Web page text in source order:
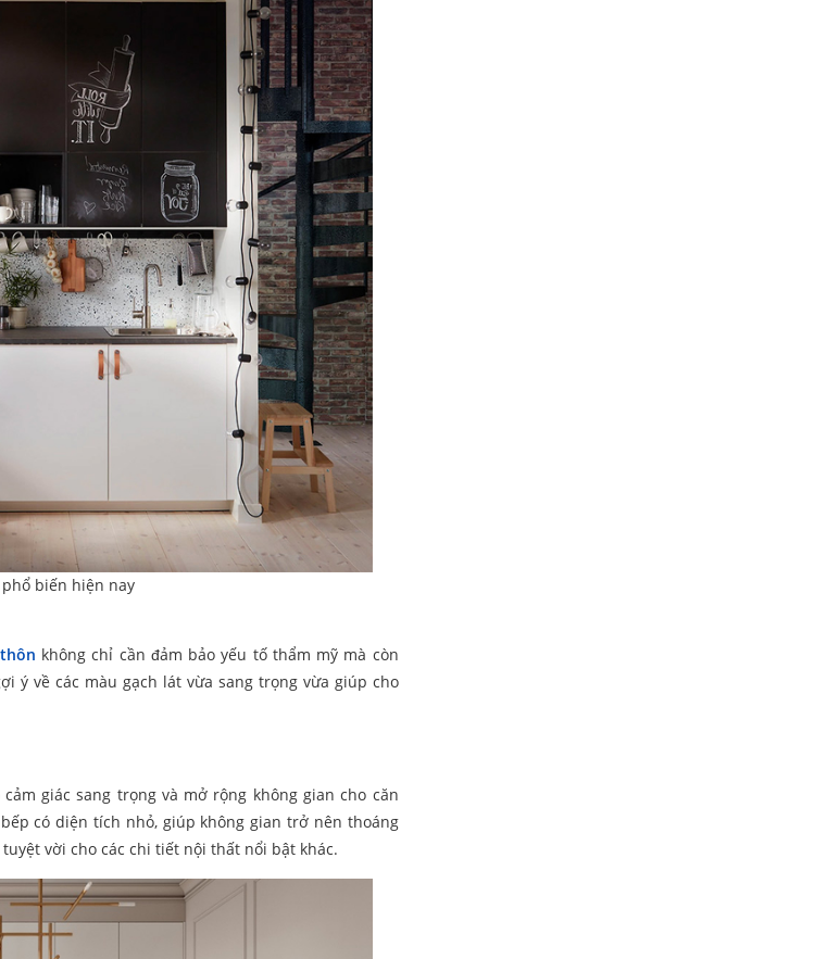
biến hiện nay
không chỉ cần đảm bảo yếu tố thẩm mỹ mà còn
ý về các màu gạch lát vừa sang trọng vừa giúp cho
giác sang trọng và mở rộng không gian cho căn
có diện tích nhỏ, giúp không gian trở nên thoáng
vời cho các chi tiết nội thất nổi bật khác.